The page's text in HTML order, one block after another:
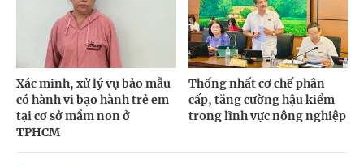
Xác minh, xử lý vụ bảo mẫu
có hành vi bạo hành trẻ em
tại cơ sở mầm non ở
TPHCM
Thống nhất cơ chế phân
cấp, tăng cường hậu kiểm
trong lĩnh vực nông nghiệp